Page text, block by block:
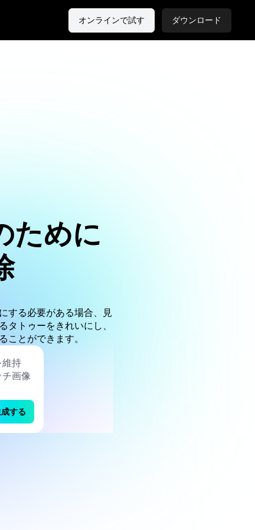
オンラインで試す ダウンロード
ために
する必要がある場合、見
タトゥーをきれいにし、
ことができます。
する